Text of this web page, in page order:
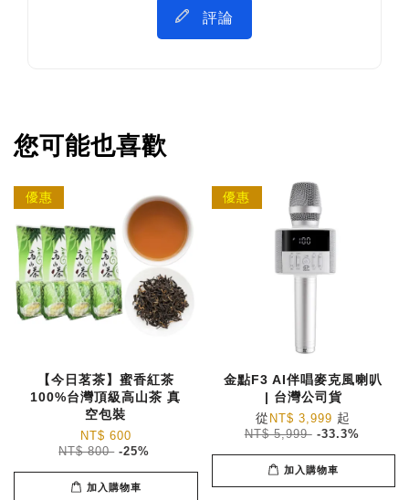
評論
您可能也喜歡
優惠
【今日茗茶】蜜香紅茶
100%台灣頂級高山茶 真
空包裝
NT$ 600
NT$ 800 -25%
加入購物車
優惠
金點F3 AI伴唱麥克風喇叭
| 台灣公司貨
從 NT$ 3,999 起
NT$ 5,999 -33.3%
加入購物車